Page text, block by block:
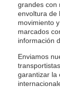
grandes con
envoltura de
movimiento
marcados
información
Enviamos
garantizar la